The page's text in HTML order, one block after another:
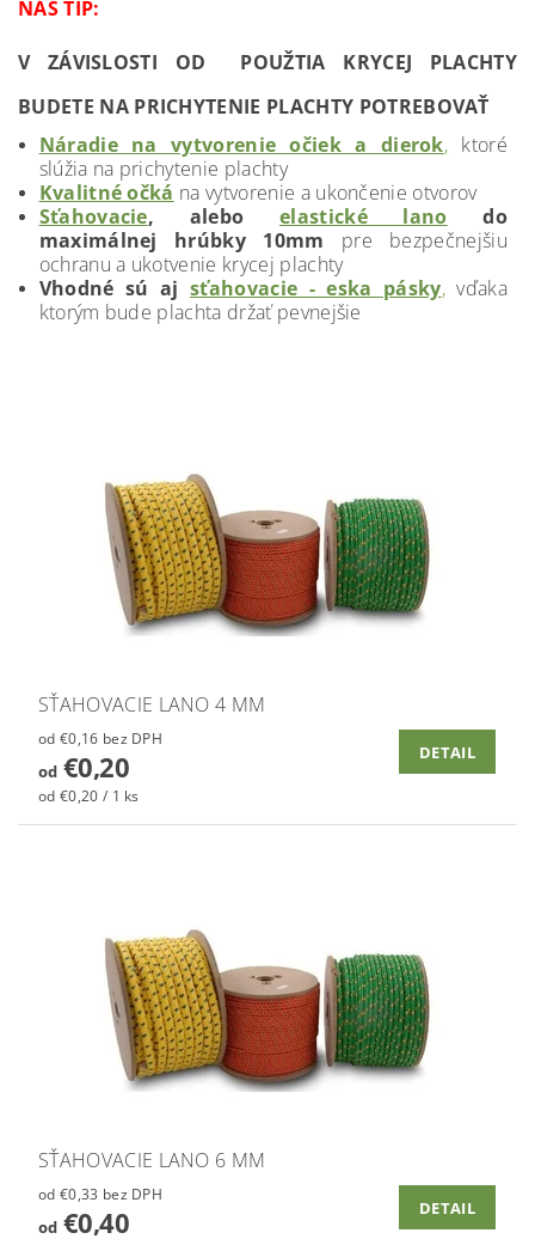
NÁŠ TIP:
V ZÁVISLOSTI OD POUŽTIA KRYCEJ PLACHTY
BUDETE NA PRICHYTENIE PLACHTY POTREBOVAŤ
Náradie na vytvorenie očiek a dierok, ktoré
slúžia na prichytenie plachty
Kvalitné očká na vytvorenie a ukončenie otvorov
Sťahovacie, alebo elastické lano do
maximálnej hrúbky 10mm pre bezpečnejšiu
ochranu a ukotvenie krycej plachty
Vhodné sú ajsťahovacie - eska pásky,vďaka
ktorým bude plachta držať pevnejšie
SŤAHOVACIE LANO 4 MM
od €0,16 bez DPH
od€0,20
od €0,20 / 1 ks
DETAIL
SŤAHOVACIE LANO 6 MM
od €0,33 bez DPH
od€0,40 DETAIL